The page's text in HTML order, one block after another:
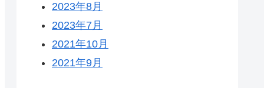
2023年8月
2023年7月
2021年10月
2021年9月